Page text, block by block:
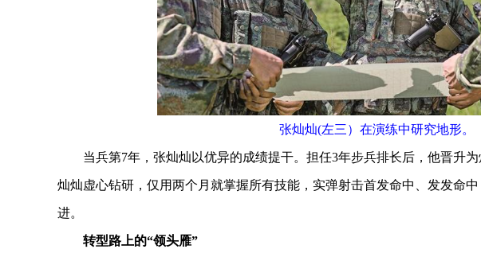
张灿灿(左三）在演练中研究地形。
当兵第7年，张灿灿以优异的成绩提干。担任3年步兵排长后，他晋升为
灿灿虚心钻研，仅用两个月就掌握所有技能，实弹射击首发命中、发发命
进。
转型路上的“领头雁”